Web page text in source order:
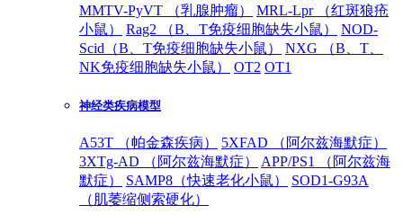
MMTV-PyVT （乳腺肿瘤）
MRL-Lpr （红斑狼疮
小鼠）
Rag2 （B、T免疫细胞缺失小鼠）
NOD-
Scid（B、T免疫细胞缺失小鼠）
NXG （B、T、
NK免疫细胞缺失小鼠）
OT2 OT1
神经类疾病模型
A53T （帕金森疾病）
5XFAD （阿尔兹海默症）
3XTg-AD （阿尔兹海默症）
APP/PS1 （阿尔兹海
默症）
SAMP8（快速老化小鼠）
SOD1-G93A
（肌萎缩侧索硬化）